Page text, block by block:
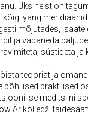
Üks neist on
yang
mõjutades, saate
ja vabaneda
süstideta ja
teooriat ja
põhilised praktilised
meditsiini
Ärikolledži